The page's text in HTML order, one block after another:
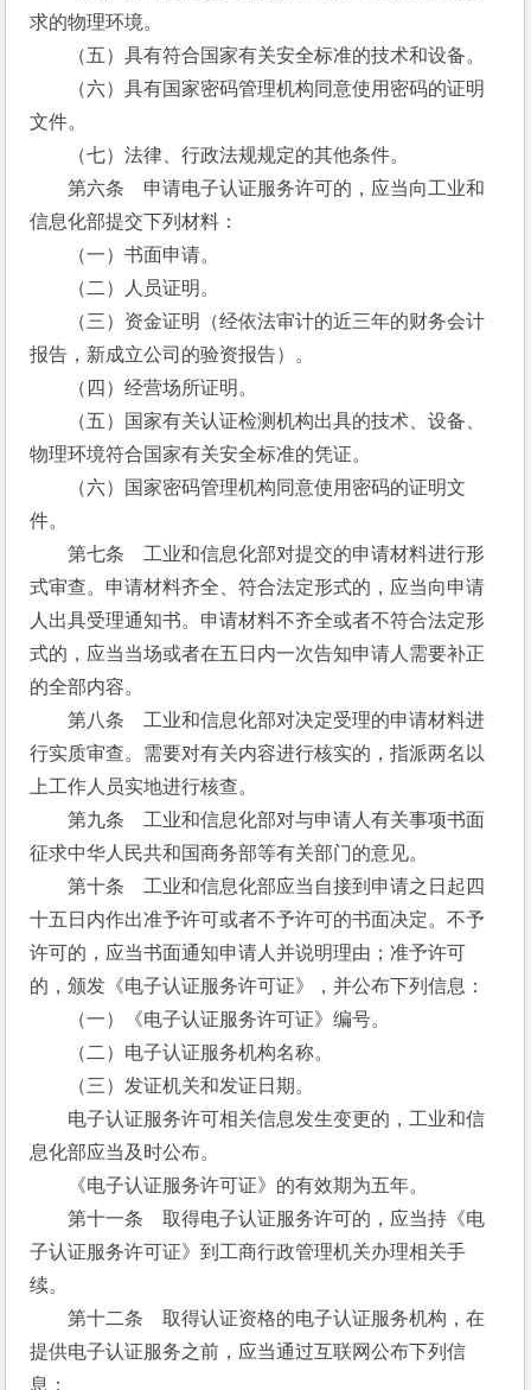
求的物理环境。
（五）具有符合国家有关安全标准的技术和设备。
（六）具有国家密码管理机构同意使用密码的证明
文件。
（七）法律、行政法规规定的其他条件。
第六条　申请电子认证服务许可的，应当向工业和
信息化部提交下列材料：
（一）书面申请。
（二）人员证明。
（三）资金证明（经依法审计的近三年的财务会计
报告，新成立公司的验资报告）。
（四）经营场所证明。
（五）国家有关认证检测机构出具的技术、设备、
物理环境符合国家有关安全标准的凭证。
（六）国家密码管理机构同意使用密码的证明文
件。
第七条　工业和信息化部对提交的申请材料进行形
式审查。申请材料齐全、符合法定形式的，应当向申请
人出具受理通知书。申请材料不齐全或者不符合法定形
式的，应当当场或者在五日内一次告知申请人需要补正
的全部内容。
第八条　工业和信息化部对决定受理的申请材料进
行实质审查。需要对有关内容进行核实的，指派两名以
上工作人员实地进行核查。
第九条　工业和信息化部对与申请人有关事项书面
征求中华人民共和国商务部等有关部门的意见。
第十条　工业和信息化部应当自接到申请之日起四
十五日内作出准予许可或者不予许可的书面决定。不予
许可的，应当书面通知申请人并说明理由；准予许可
的，颁发《电子认证服务许可证》，并公布下列信息：
（一）《电子认证服务许可证》编号。
（二）电子认证服务机构名称。
（三）发证机关和发证日期。
电子认证服务许可相关信息发生变更的，工业和信
息化部应当及时公布。
《电子认证服务许可证》的有效期为五年。
第十一条　取得电子认证服务许可的，应当持《电
子认证服务许可证》到工商行政管理机关办理相关手
续。
第十二条　取得认证资格的电子认证服务机构，在
提供电子认证服务之前，应当通过互联网公布下列信
息：